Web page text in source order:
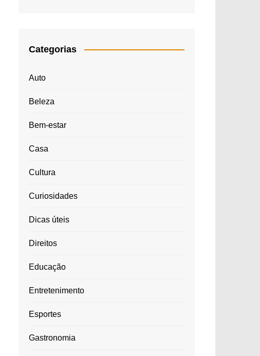
Categorias
Auto
Beleza
Bem-estar
Casa
Cultura
Curiosidades
Dicas úteis
Direitos
Educação
Entretenimento
Esportes
Gastronomia